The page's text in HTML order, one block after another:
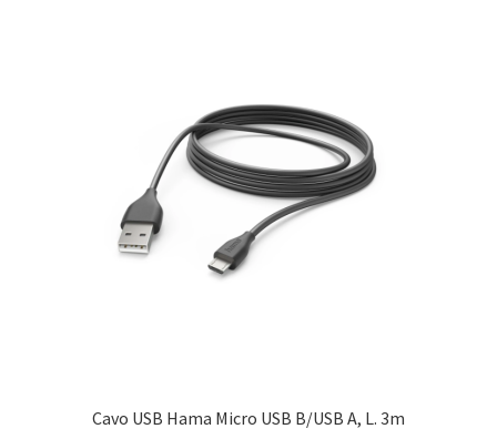
Cavo USB Hama Micro USB B/USB A, L. 3m